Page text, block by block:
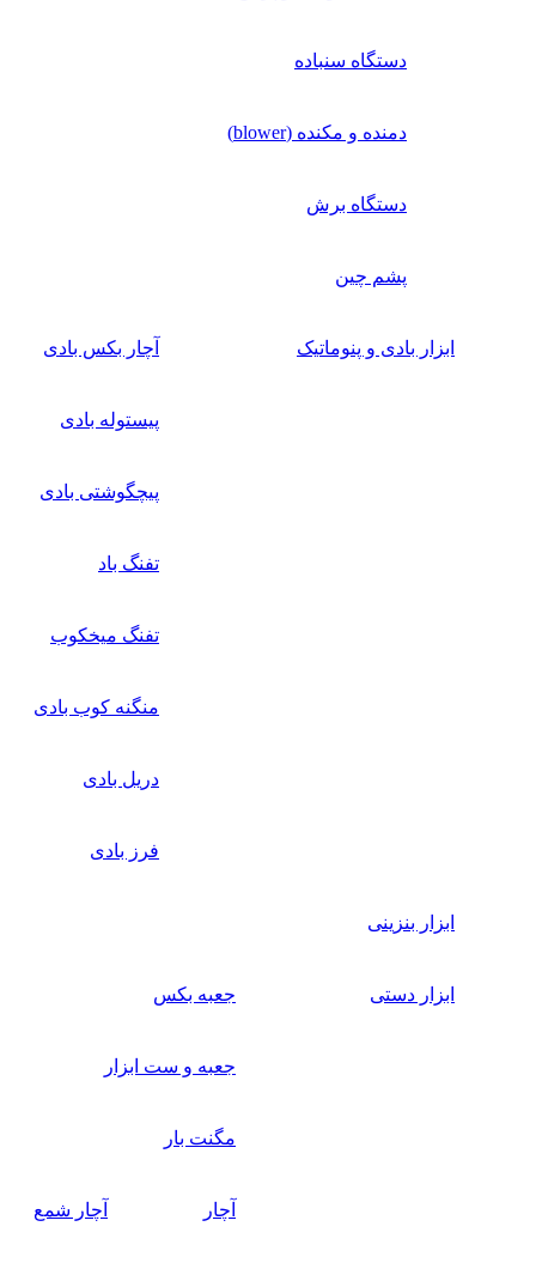
دستگاه سنباده
دمنده و مکنده (blower)
دستگاه برش
پشم چین
ابزار بادی و پنوماتیک آچار بکس بادی
پیستوله بادی
پیچگوشتی بادی
تفنگ باد
تفنگ میخکوب
منگنه کوب بادی
دریل بادی
فرز بادی
ابزار بنزینی
ابزار دستی جعبه بکس
جعبه و ست ابزار
مگنت بار
آچار آچار شمع